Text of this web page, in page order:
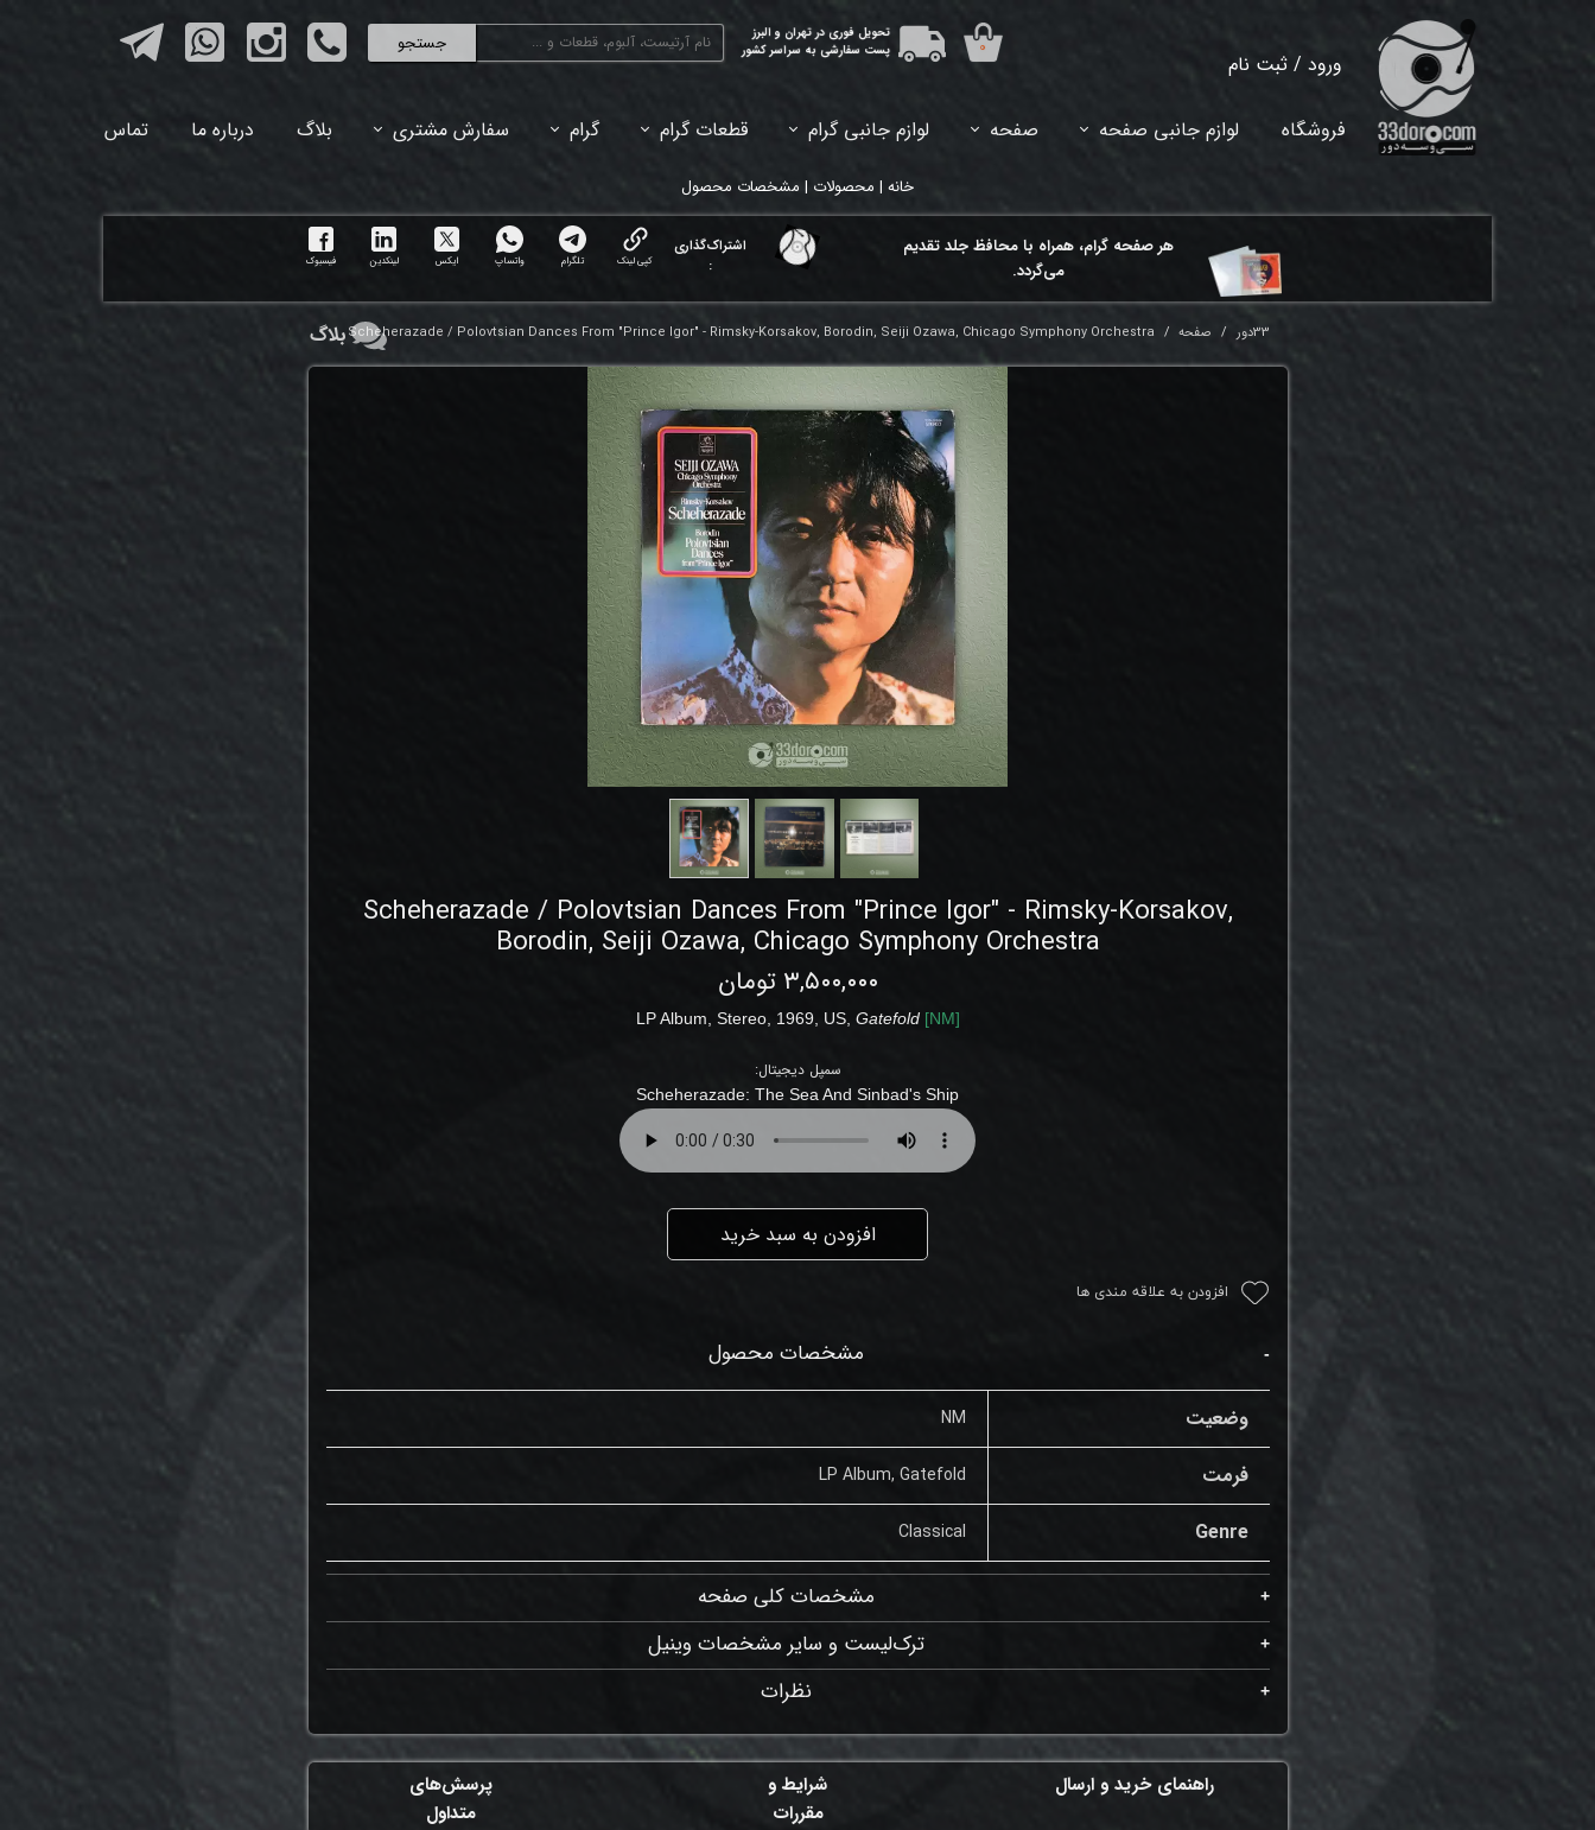
جستجو
ورود / ثبت نام
خروج از حساب کاربری
تحویل فوری در تهران و البرز
پست سفارشی به سراسر کشور
۰
فروشگاه لوازم جانبی صفحه صفحه لوازم جانبی گرام قطعات گرام گرام سفارش مشتری بلاگ درباره ما تماس
خانه | محصولات | مشخصات محصول
هر ​صفحه گرام، همراه با محافظ جلد تقدیم
می‌گردد.
اشتراک‌گذاری
:
کپی لینک تلگرام واتساپ ایکس لینکدین فیسبوک
33دور صفحه Scheherazade / Polovtsian Dances From "Prince Igor" - Rimsky-Korsakov, Borodin, Seiji Ozawa, Chicago Symphony Orchestra
Scheherazade / Polovtsian Dances From "Prince Igor" - Rimsky-Korsakov,
Borodin, Seiji Ozawa, Chicago Symphony Orchestra
۳,۵۰۰,۰۰۰ تومان
LPAlbum, Stereo, 1969, US, Gatefold [NM]
سمپل دیجیتال:
Scheherazade: The Sea And Sinbad's Ship
افزودن به سبد خرید
افزودن به علاقه مندی ها
مشخصات محصول
وضعیت NM
فرمت LP Album, Gatefold
Genre
Classical
مشخصات کلی صفحه
ترک‌لیست و سایر مشخصات وینیل
نظرات
بلاگ
شرایط و
مقررات
راهنمای خرید و ارسال
پرسش‌های
متداول